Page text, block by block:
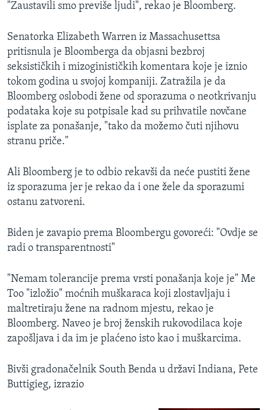
"Zaustavili smo previše ljudi", rekao je Bloomberg.
Senatorka Elizabeth Warren iz Massachusettsa
pritisnula je Bloomberga da objasni bezbroj
seksističkih i mizoginističkih komentara koje je iznio
tokom godina u svojoj kompaniji. Zatražila je da
Bloomberg oslobodi žene od sporazuma o neotkrivanju
podataka koje su potpisale kad su prihvatile novčane
isplate za ponašanje, "tako da možemo čuti njihovu
stranu priče."
Ali Bloomberg je to odbio rekavši da neće pustiti žene
iz sporazuma jer je rekao da i one žele da sporazumi
ostanu zatvoreni.
Biden je zavapio prema Bloombergu govoreći: "Ovdje se
radi o transparentnosti"
"Nemam tolerancije prema vrsti ponašanja koje je" Me
Too "izložio" moćnih muškaraca koji zlostavljaju i
maltretiraju žene na radnom mjestu, rekao je
Bloomberg. Naveo je broj ženskih rukovodilaca koje
zapošljava i da im je plaćeno isto kao i muškarcima.
Bivši gradonačelnik South Benda u državi Indiana, Pete
Buttigieg, izrazio